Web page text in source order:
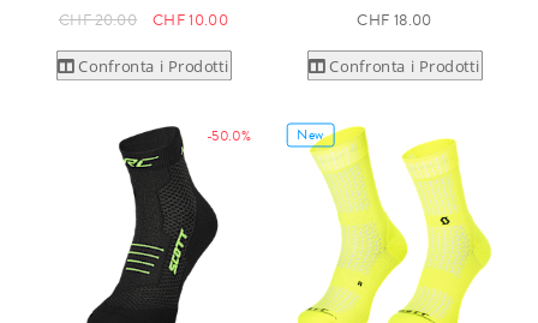
CHF 20.00 CHF 10.00
Confronta i Prodotti
CHF 18.00
Confronta i Prodotti
-50.0% New